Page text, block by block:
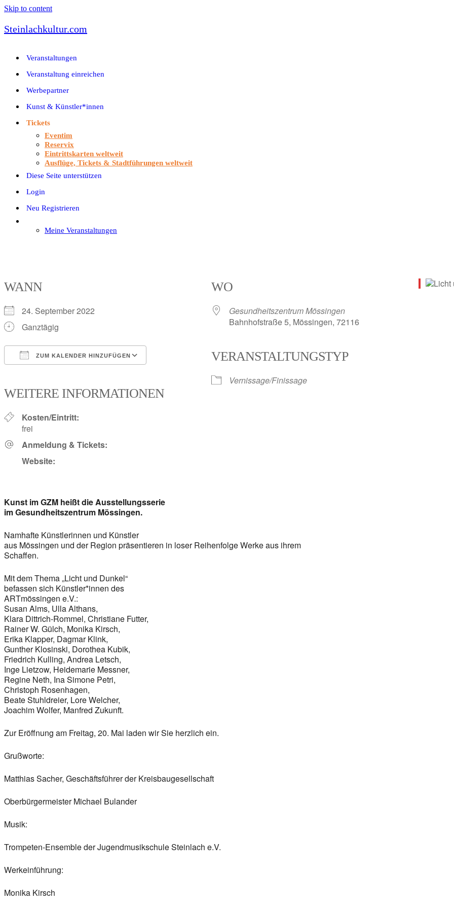
Skip to content
Steinlachkultur.com
Veranstaltungen
Veranstaltung einreichen
Werbepartner
Kunst & Künstler*innen
Tickets
Eventim
Reservix
Eintrittskarten weltweit
Ausflüge, Tickets & Stadtführungen weltweit
Diese Seite unterstützen
Login
Neu Registrieren
Meine Veranstaltungen
WANN
24. September 2022
Ganztägig
ZUM KALENDER HINZUFÜGEN
WEITERE INFORMATIONEN
Kosten/Eintritt:
frei
Anmeldung & Tickets:
Website:
WO
Gesundheitszentrum Mössingen
Bahnhofstraße 5, Mössingen, 72116
VERANSTALTUNGSTYP
Vernissage/Finissage
Kunst im GZM heißt die Ausstellungsserie
im Gesundheitszentrum Mössingen.
Namhafte Künstlerinnen und Künstler
aus Mössingen und der Region präsentieren in loser Reihenfolge Werke aus ihrem
Schaffen.
Mit dem Thema „Licht und Dunkel“
befassen sich Künstler*innen des
ARTmössingen e.V.:
Susan Alms, Ulla Althans,
Klara Dittrich-Rommel, Christiane Futter,
Rainer W. Gülch, Monika Kirsch,
Erika Klapper, Dagmar Klink,
Gunther Klosinski, Dorothea Kubik,
Friedrich Kulling, Andrea Letsch,
Inge Lietzow, Heidemarie Messner,
Regine Neth, Ina Simone Petri,
Christoph Rosenhagen,
Beate Stuhldreier, Lore Welcher,
Joachim Wolfer, Manfred Zukunft.
Zur Eröffnung am Freitag, 20. Mai laden wir Sie herzlich ein.
Grußworte:
Matthias Sacher, Geschäftsführer der Kreisbaugesellschaft
Oberbürgermeister Michael Bulander
Musik:
Trompeten-Ensemble der Jugendmusikschule Steinlach e.V.
Werkeinführung:
Monika Kirsch